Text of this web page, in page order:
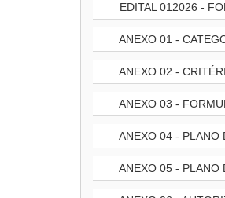
EDITAL 012026 -
ANEXO 01 -
ANEXO 02 -
ANEXO 03 -
ANEXO 04 - PLANO
ANEXO 05 - PLANO